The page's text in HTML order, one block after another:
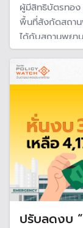
ผู้มีสิทธิบัตรทอง
พื้นที่สังกัดสถาน
ได้กับสถานพยา
คนหากเจ็บป่วย
รักษาฟรี 3 วัน ไ
ปรับลดงบ